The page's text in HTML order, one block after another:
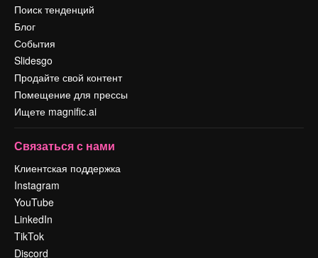
Поиск тенденций
Блог
События
Slidesgo
Продайте свой контент
Помещение для прессы
Ищете magnific.ai
Связаться с нами
Клиентская поддержка
Instagram
YouTube
LinkedIn
TikTok
Discord